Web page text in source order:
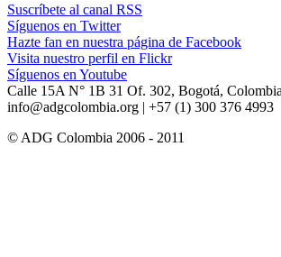
Suscríbete al canal RSS
Síguenos en Twitter
Hazte fan en nuestra página de Facebook
Visita nuestro perfil en Flickr
Síguenos en Youtube
Calle 15A N° 1B 31 Of. 302, Bogotá,
info@adgcolombia.org | +57 (1) 300 376 4993
© ADG Colombia 2006 - 2011